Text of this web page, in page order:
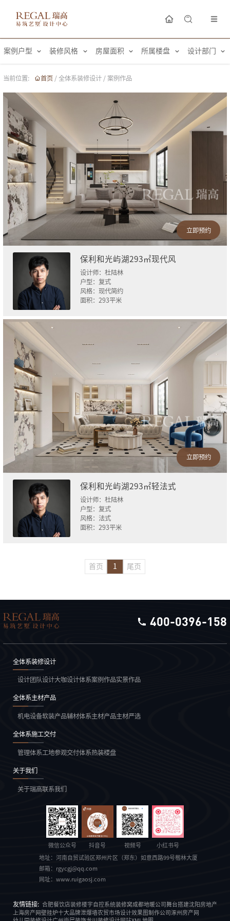
当前位置: 首页 / 全体系装修设计 / 案例作品
案例户型 装修风格 房屋面积 所属楼盘 设计部门
立即预约
保利和光屿湖293㎡现代风
设计师： 杜陆林
户型：
复式
风格： 现代简约
面积： 293平米
立即预约
保利和光屿湖293㎡轻法式
设计师： 杜陆林
户型：
复式
风格：
法式
面积： 293平米
首页 1 尾页
400-0396-158
全体系装修设计
设计团队设计大咖设计体系案例作品实景作品
全体系主材产品
机电设备软装产品辅材体系主材产品主材严选
全体系施工交付
管理体系工地参观交付体系热装楼盘
关于我们
关于瑞高联系我们
微信公众号 抖音号 视频号 小红书号
地址： 河南自贸试验区郑州片区（郑东）如意西路99号楷林大厦
邮箱：
rgycgj@qq.com
网址： www.ruigaosj.com
友情链接: 合肥餐饮店装修楼宇自控系统装修窝成都地暖公司舞台搭建沈阳房地产
上海房产网壁挂炉十大品牌泄爆墙农贸市场设计效果图制作公司涿州房产网